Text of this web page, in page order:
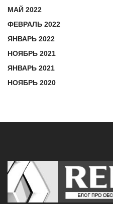
МАЙ 2022
ФЕВРАЛЬ 2022
ЯНВАРЬ 2022
НОЯБРЬ 2021
ЯНВАРЬ 2021
НОЯБРЬ 2020